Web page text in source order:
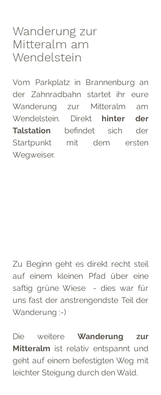
Wanderung zur
Mitteralm am
Wendelstein
Vom Parkplatz in Brannenburg an
der Zahnradbahn startet ihr eure
Wanderung zur Mitteralm am
Wendelstein. Direkt hinter der
Talstation befindet sich der
Startpunkt mit dem ersten
Wegweiser.
Zu Beginn geht es direkt recht steil
auf einem kleinen Pfad über eine
saftig grüne Wiese  - dies war für
uns fast der anstrengendste Teil der
Wanderung :-)
Die weitere Wanderung zur
Mitteralm ist relativ entspannt und
geht auf einem befestigten Weg mit
leichter Steigung durch den Wald.